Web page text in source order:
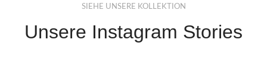
SIEHE UNSERE KOLLEKTION
Unsere Instagram Stories